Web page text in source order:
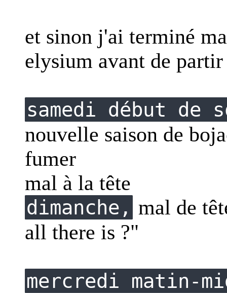
et sinon j'ai terminé
elysium avant de
samedi début de
nouvelle saison de
fumer
mal à la tête
dimanche, mal de
all there is ?"
mercredi matin-